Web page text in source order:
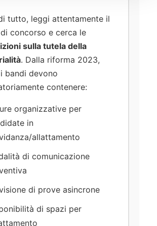
tutto, leggi attentamente il
concorso e cerca le
sulla tutela della
. Dalla riforma 2023,
bandi devono
contenere:
organizzative per
in
allattamento
di comunicazione
di prove asincrone
di spazi per